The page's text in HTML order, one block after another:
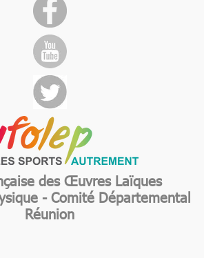
des Œuvres Laïques
- Comité Départemental
Réunion